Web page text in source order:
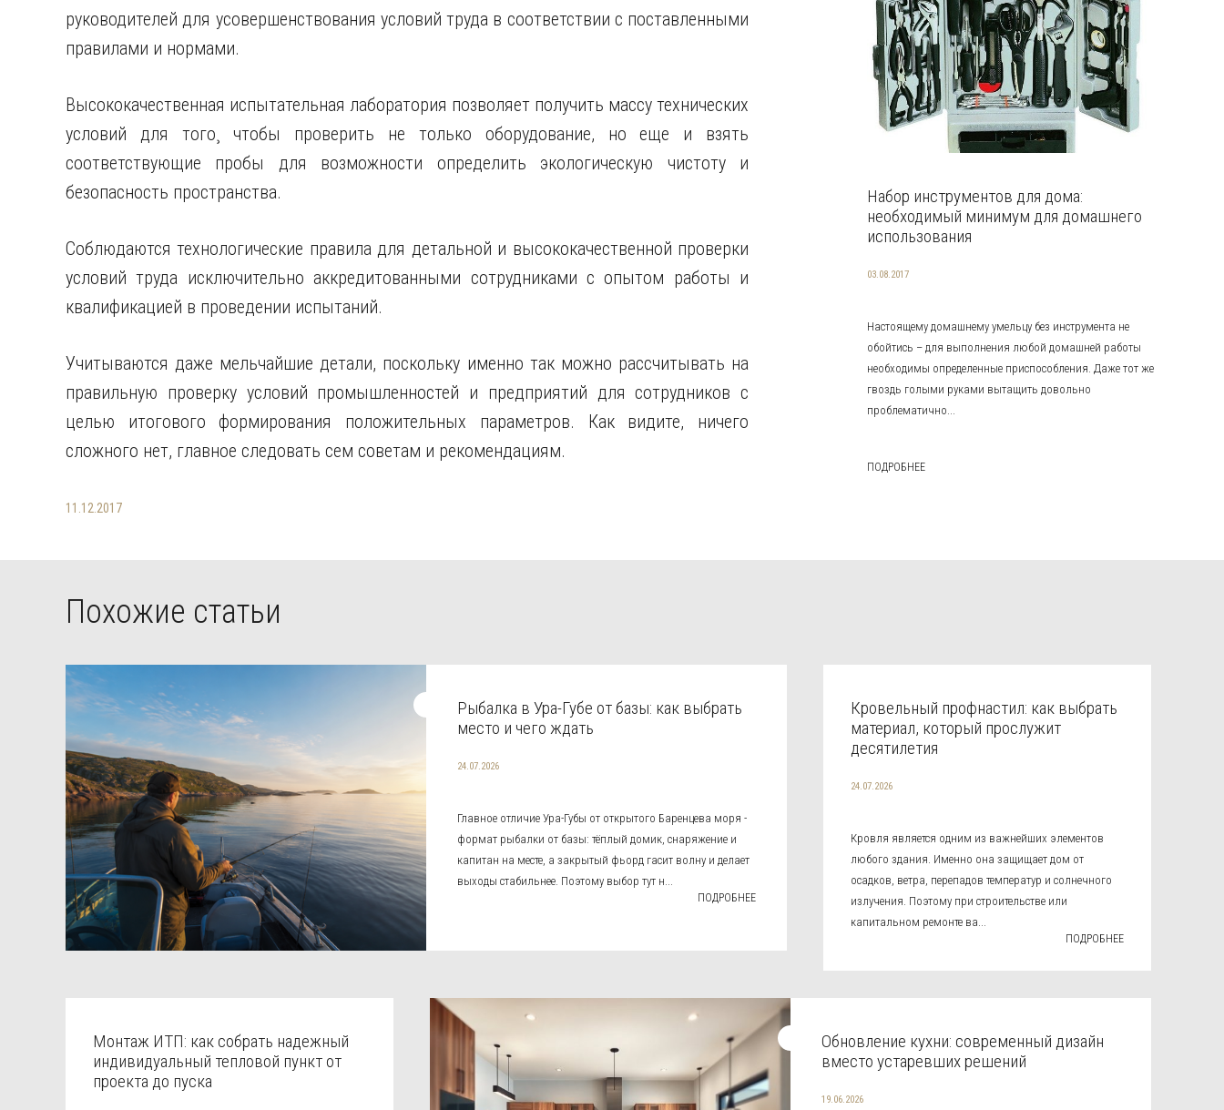
руководителей для усовершенствования условий труда в соответствии с поставленными
правилами и нормами.
Высококачественная испытательная лаборатория позволяет получить массу технических
условий для того¸ чтобы проверить не только оборудование, но еще и взять
соответствующие пробы для возможности определить экологическую чистоту и
безопасность пространства.
Соблюдаются технологические правила для детальной и высококачественной проверки
условий труда исключительно аккредитованными сотрудниками с опытом работы и
квалификацией в проведении испытаний.
Учитываются даже мельчайшие детали, поскольку именно так можно рассчитывать на
правильную проверку условий промышленностей и предприятий для сотрудников с
целью итогового формирования положительных параметров. Как видите, ничего
сложного нет, главное следовать сем советам и рекомендациям.
11.12.2017
Набор инструментов для дома:
необходимый минимум для домашнего
использования
03.08.2017
Настоящему домашнему умельцу без инструмента не
обойтись – для выполнения любой домашней работы
необходимы определенные приспособления. Даже тот же
гвоздь голыми руками вытащить довольно
проблематично...
ПОДРОБНЕЕ
Похожие статьи
Рыбалка в Ура-Губе от базы: как выбрать
место и чего ждать
24.07.2026
Главное отличие Ура-Губы от открытого Баренцева моря -
формат рыбалки от базы: тёплый домик, снаряжение и
капитан на месте, а закрытый фьорд гасит волну и делает
выходы стабильнее. Поэтому выбор тут н...
ПОДРОБНЕЕ
Кровельный профнастил: как выбрать
материал, который прослужит
десятилетия
24.07.2026
Кровля является одним из важнейших элементов
любого здания. Именно она защищает дом от
осадков, ветра, перепадов температур и солнечного
излучения. Поэтому при строительстве или
капитальном ремонте ва...
ПОДРОБНЕЕ
Монтаж ИТП: как собрать надежный
индивидуальный тепловой пункт от
проекта до пуска
Обновление кухни: современный дизайн
вместо устаревших решений
19.06.2026